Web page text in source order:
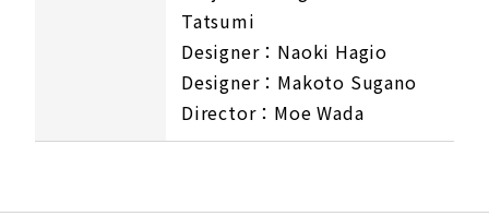
Tatsumi
Designer：Naoki Hagio
Designer：Makoto Sugano
Director：Moe Wada